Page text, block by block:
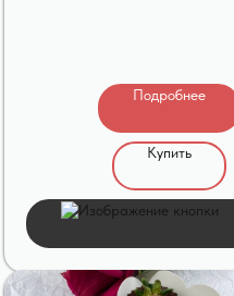
Подробнее
Купить